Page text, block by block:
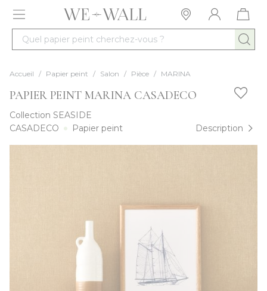
Allez au contenu
Quel papier peint cherchez-vous ?
Accueil / Papier peint / Salon / Pièce / MARINA
PAPIER PEINT MARINA CASADECO
Collection SEASIDE
CASADECO
Papier peint Description